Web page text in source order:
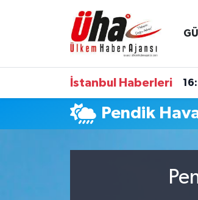
İstanbul Haberleri
Pendik
İstanbul Nöbetçi Eczaneler
İstanbul Hava Durumu
İstanbul Namaz Vakitleri
Süper Lig Puan Durumu ve Fikstür